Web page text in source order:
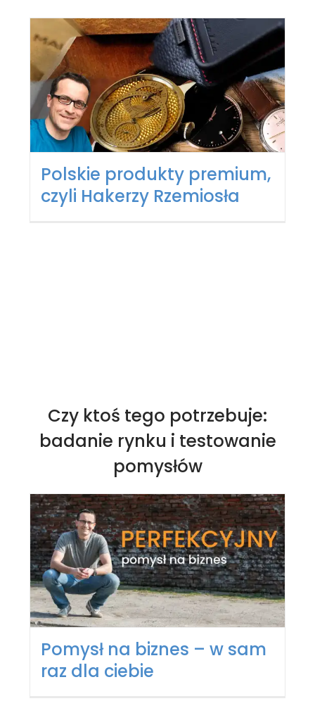
Polskie produkty premium,
czyli Hakerzy Rzemiosła
Czy ktoś tego potrzebuje:
badanie rynku i testowanie
pomysłów
Pomysł na biznes – w sam
raz dla ciebie